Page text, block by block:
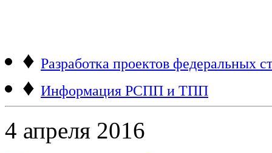
♦ Разработка проектов федеральных
♦ Информация РСПП и ТПП
4 апреля 2016